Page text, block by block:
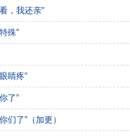
，我还亲”
殊”
睛疼”
了”
们了”（加更）